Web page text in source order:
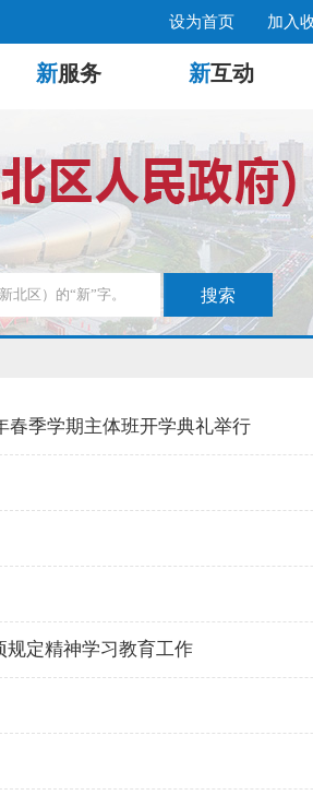
设为首页 加入
新服务 新互动
春季学期主体班开学典礼举行
定精神学习教育工作